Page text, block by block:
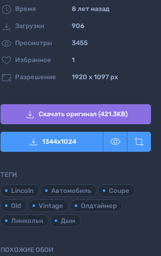
 Время 8 лет назад
 Загрузки 906
 Просмотры 3455
 Избранное 1
 Разрешение 1920 x 1097 px
 Скачать оригинал (421.3KB)
 1344x1024  
ТЕГИ
Lincoln Автомобиль
Coupe
Old
Vintage
Олдтаймер
Линкольн
Дым
ПОХОЖИЕ ОБОИ